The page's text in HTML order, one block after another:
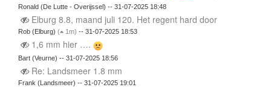
Ronald (De Lutte - Overijssel) -- 31-07-2025 18:48
Elburg 8.8, maand juli 120. Het regent hard door
Rob (Elburg) ( 1m) -- 31-07-2025 18:53
1,6 mm hier ….
Bart (Veurne) -- 31-07-2025 18:56
Re: Landsmeer 1.8 mm
Frank (Landsmeer) -- 31-07-2025 19:01